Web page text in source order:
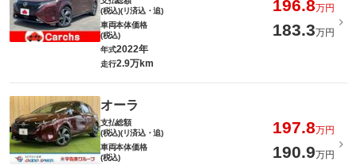
(税込)(リ済込・追)
196.8万円
車両本体価格
(税込)
183.3万円
年式2022年
走行2.9万km
オーラ
支払総額
(税込)(リ済込・追)
197.8万円
車両本体価格
(税込)
190.9万円